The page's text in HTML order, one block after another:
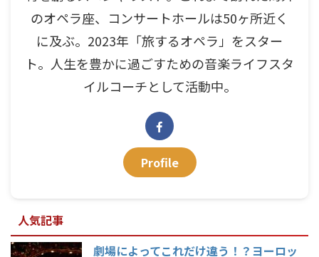
のオペラ座、コンサートホールは50ヶ所近く
に及ぶ。2023年「旅するオペラ」をスター
ト。人生を豊かに過ごすための音楽ライフスタ
イルコーチとして活動中。
Profile
人気記事
劇場によってこれだけ違う！？ヨーロッ